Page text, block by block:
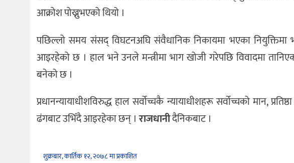
आक्रोश पोख्नुभएको थियो ।
पछिल्लो समय संसद् विघटनअघि संवैधानिक निकायमा भएका नियुक्तिमा
आइरहेको छ । हाल भने उनले मन्त्रीमा भाग खोजी गरेपछि विवादमा
बनेको छ ।
प्रधानन्यायाधीशविरुद्ध हाल सर्वोच्चकै न्यायाधीशहरू सर्वोच्चको मान,
ढंगबाट उभिँदै आइरहेका छन् ।राजधानीदैनिकबाट ।
शुक्रबार, कार्तिक १२, २०७८ मा प्रकाशित